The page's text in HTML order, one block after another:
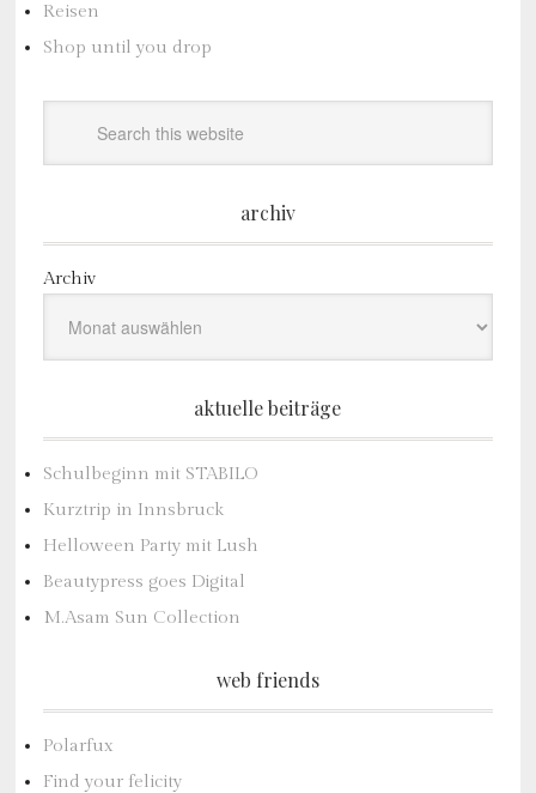
Reisen
Shop until you drop
archiv
Archiv
aktuelle beiträge
Schulbeginn mit STABILO
Kurztrip in Innsbruck
Helloween Party mit Lush
Beautypress goes Digital
M.Asam Sun Collection
web friends
Polarfux
Find your felicity